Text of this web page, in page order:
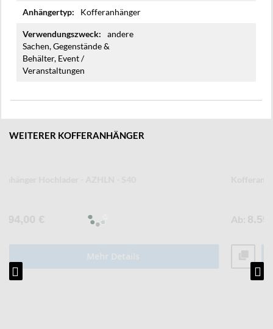
Kofferanhänger
andere
Sachen, Gegenstände &
Behälter, Event /
Veranstaltungen
WEITERER KOFFERANHÄNGER
Mehr Details